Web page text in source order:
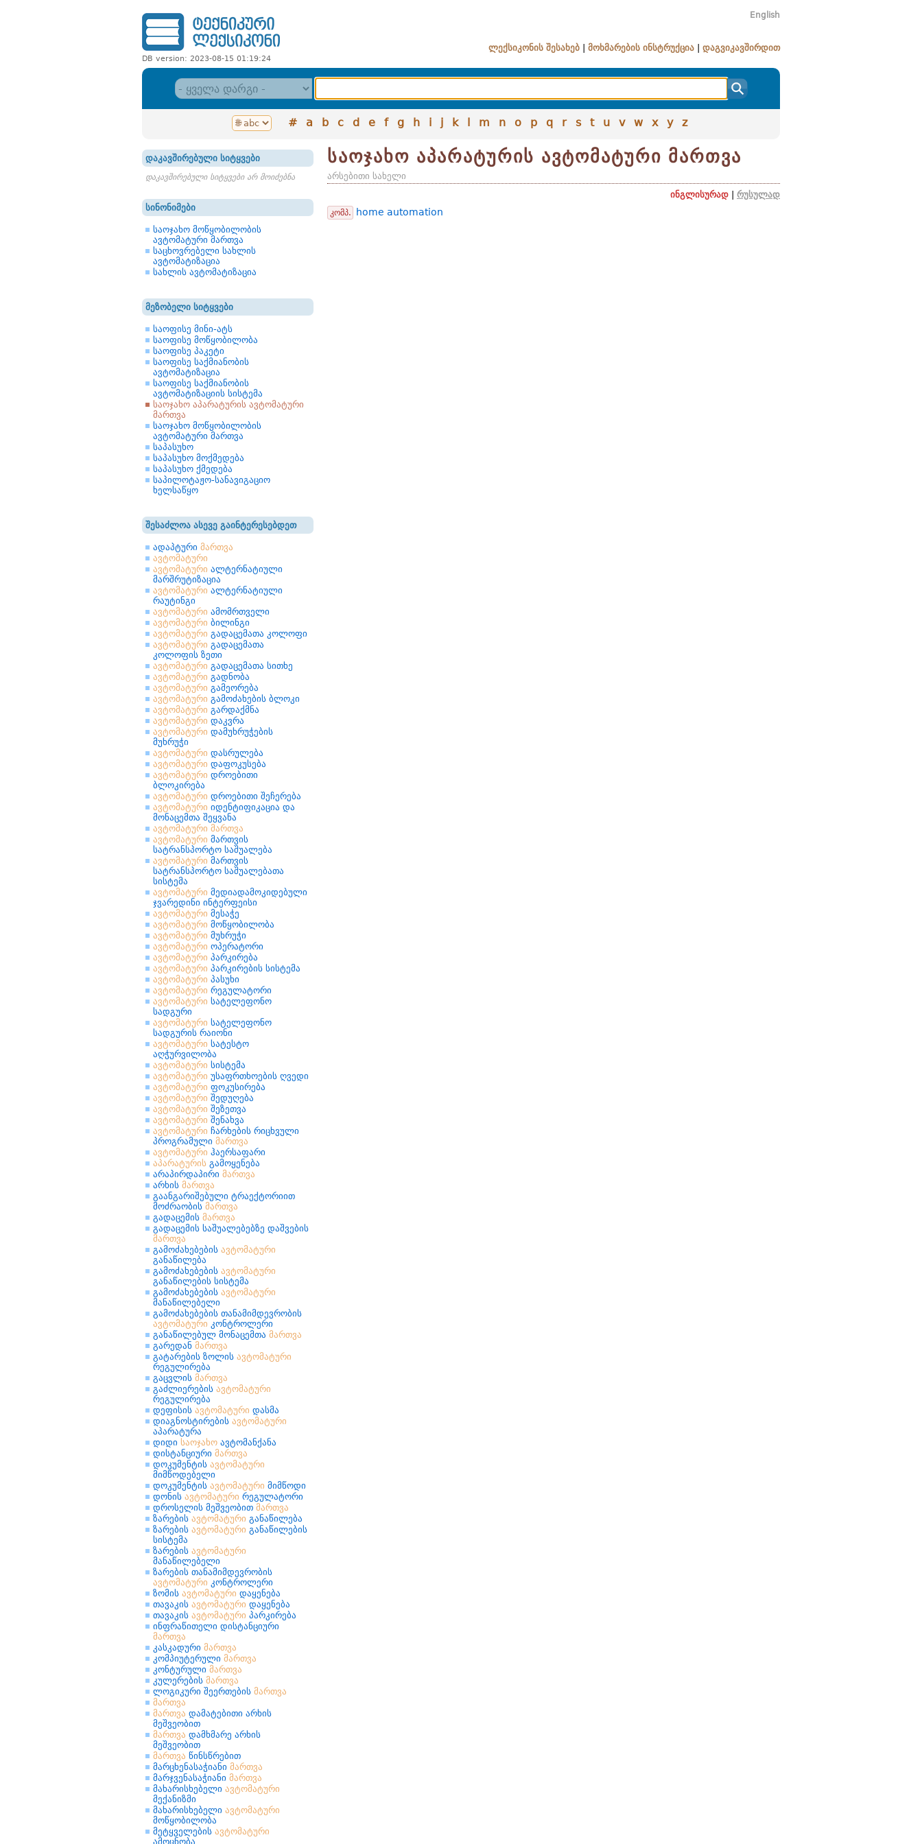
DB version: 2023-08-15 01:19:24
English
ლექსიკონის შესახებ მოხმარების ინსტრუქცია დაგვიკავშირდით
# a b c d e f g h i j k l m n o p q r s t u v w x y z
დაკავშირებული სიტყვები
დაკავშირებული სიტყვები არ მოიძებნა
სინონიმები
საოჯახო მოწყობილობის
ავტომატური მართვა
საცხოვრებელი სახლის
ავტომატიზაცია
სახლის ავტომატიზაცია
მეზობელი სიტყვები
საოფისე მინი-ატს
საოფისე მოწყობილობა
საოფისე პაკეტი
საოფისე საქმიანობის
ავტომატიზაცია
საოფისე საქმიანობის
ავტომატიზაციის სისტემა
საოჯახო აპარატურის ავტომატური
მართვა
საოჯახო მოწყობილობის
ავტომატური მართვა
საპასუხო
საპასუხო მოქმედება
საპასუხო ქმედება
საპილოტაჟო-სანავიგაციო
ხელსაწყო
შესაძლოა ასევე გაინტერესებდეთ
ადაპტური მართვა
ავტომატური
ავტომატური ალტერნატიული
მარშრუტიზაცია
ავტომატური ალტერნატიული
რაუტინგი
ავტომატური ამომრთველი
ავტომატური ბილინგი
ავტომატური გადაცემათა კოლოფი
ავტომატური გადაცემათა
კოლოფის ზეთი
ავტომატური გადაცემათა სითხე
ავტომატური გადნობა
ავტომატური გამეორება
ავტომატური გამოძახების ბლოკი
ავტომატური გარდაქმნა
ავტომატური დაკვრა
ავტომატური დამუხრუჭების
მუხრუჭი
ავტომატური დასრულება
ავტომატური დაფოკუსება
ავტომატური დროებითი
ბლოკირება
ავტომატური დროებითი შეჩერება
ავტომატური იდენტიფიკაცია და
მონაცემთა შეყვანა
ავტომატური მართვა
ავტომატური მართვის
სატრანსპორტო საშუალება
ავტომატური მართვის
სატრანსპორტო საშუალებათა
სისტემა
ავტომატური მედიადამოკიდებული
ჯვარედინი ინტერფეისი
ავტომატური მესაჭე
ავტომატური მოწყობილობა
ავტომატური მუხრუჭი
ავტომატური ოპერატორი
ავტომატური პარკირება
ავტომატური პარკირების სისტემა
ავტომატური პასუხი
ავტომატური რეგულატორი
ავტომატური სატელეფონო
სადგური
ავტომატური სატელეფონო
სადგურის რაიონი
ავტომატური სატესტო
აღჭურვილობა
ავტომატური სისტემა
ავტომატური უსაფრთხოების ღვედი
ავტომატური ფოკუსირება
ავტომატური შედუღება
ავტომატური შეზეთვა
ავტომატური შენახვა
ავტომატური ჩარხების რიცხვული
პროგრამული მართვა
ავტომატური ჰაერსაფარი
აპარატურის გამოყენება
არაპირდაპირი მართვა
არხის მართვა
გაანგარიშებული ტრაექტორიით
მოძრაობის მართვა
გადაცემის მართვა
გადაცემის საშუალებებზე დაშვების
მართვა
გამოძახებების ავტომატური
განაწილება
გამოძახებების ავტომატური
განაწილების სისტემა
გამოძახებების ავტომატური
მანაწილებელი
გამოძახებების თანამიმდევრობის
ავტომატური კონტროლერი
განაწილებულ მონაცემთა მართვა
გარედან მართვა
გატარების ზოლის ავტომატური
რეგულირება
გაცვლის მართვა
გაძლიერების ავტომატური
რეგულირება
დეფისის ავტომატური დასმა
დიაგნოსტირების ავტომატური
აპარატურა
დიდი საოჯახო ავტომანქანა
დისტანციური მართვა
დოკუმენტის ავტომატური
მიმწოდებელი
დოკუმენტის ავტომატური მიმწოდი
დონის ავტომატური რეგულატორი
დროსელის მეშვეობით მართვა
ზარების ავტომატური განაწილება
ზარების ავტომატური განაწილების
სისტემა
ზარების ავტომატური
მანაწილებელი
ზარების თანამიმდევრობის
ავტომატური კონტროლერი
ზომის ავტომატური დაყენება
თავაკის ავტომატური დაყენება
თავაკის ავტომატური პარკირება
ინფრაწითელი დისტანციური
მართვა
კასკადური მართვა
კომპიუტერული მართვა
კონტურული მართვა
კულერების მართვა
ლოგიკური შეერთების მართვა
მართვა
მართვა დამატებითი არხის
მეშვეობით
მართვა დამხმარე არხის
მეშვეობით
მართვა წინსწრებით
მარცხენასაჭიანი მართვა
მარჯვენასაჭიანი მართვა
მახარისხებელი ავტომატური
მექანიზმი
მახარისხებელი ავტომატური
მოწყობილობა
მეტყველების ავტომატური
ამოცნობა
საოჯახო აპარატურის ავტომატური მართვა
არსებითი სახელი
ინგლისურად
რუსულად
კომპ. home automation